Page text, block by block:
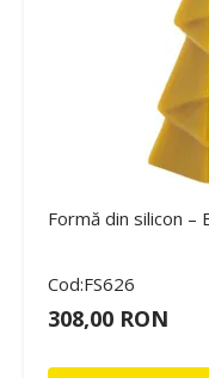
Formă din silicon –
Cod:FS626
308,00 RON